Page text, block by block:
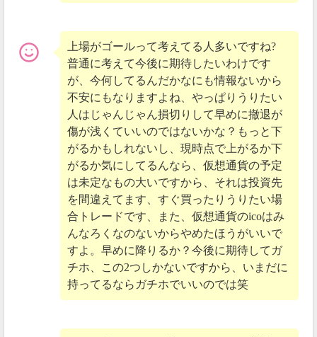
【速報】リップルアルファ(XLA)が上場
ICO価格 0.2円
現在価格 0.13円
上場直後に一瞬10.67円まで吹き上げ、現在は
ICO価格から35%ダウンの状況
https://t.co/NUYY55hP0U
pic.twitter.com/uGIhbK1WZe
— アンゴロウ@暗号資産 (@angorou7)May 30,
2020
新規上場で爆上げならず、現在はICO価格から35%ダウ
ンしています。
2020年05月28日
取引所bitrueにて上場廃止
上場がゴールって考えてる人多いですね?
普通に考えて今後に期待したいわけです
が、今何してるんだかなにも情報ないから
不安にもなりますよね、やっぱりうりたい
人はじゃんじゃん損切りして早めに撤退が
傷が浅くていいのではないかな？もっと下
がるかもしれないし、現時点で上がるか下
がるか気にしてるんなら、仮想通貨の予定
は未定なもの大いですから、それは投資先
を間違えてます、すぐ買ったりうりたい場
合トレードです、また、仮想通貨のicoはみ
んなろくなのないからやめたほうがいいで
すよ。早めに降りるか？今後に期待してガ
チホ、この2つしかないですから、いまだに
持ってるならガチホでいいのでは笑